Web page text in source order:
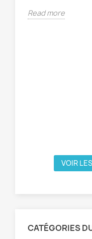
Read more
VOIR
CATÉGORIES